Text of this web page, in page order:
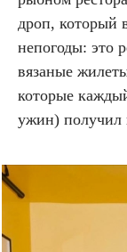
дроп, который
непогоды: это
вязаные
которые
ужин) получил